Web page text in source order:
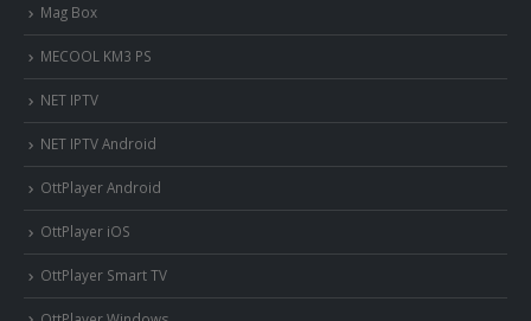
Mag Box
MECOOL KM3 PS
NET IPTV
NET IPTV Android
OttPlayer Android
OttPlayer iOS
OttPlayer Smart TV